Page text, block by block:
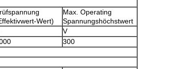
Wert)
Max. Operating
Spannungshöchstwert
V
300